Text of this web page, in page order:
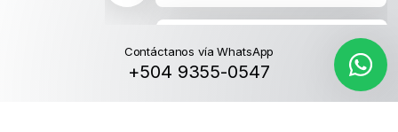
Contáctanos vía WhatsApp
+504 9355-0547